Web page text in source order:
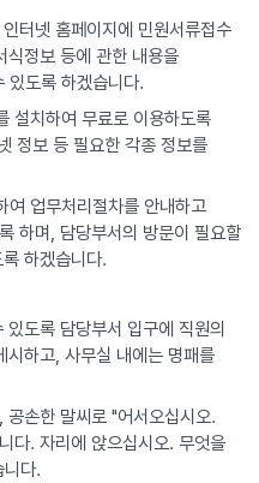
터넷 홈페이지에 민원서류접수
식정보 등에 관한 내용을
있도록 하겠습니다.
설치하여 무료로 이용하도록
정보 등 필요한 각종 정보를
여 업무처리절차를 안내하고
하며, 담당부서의 방문이 필요할
하겠습니다.
도록 담당부서 입구에 직원의
시하고, 사무실 내에는 명패를
손한 말씨로 "어서오십시오.
. 자리에 앉으십시오. 무엇을
다.